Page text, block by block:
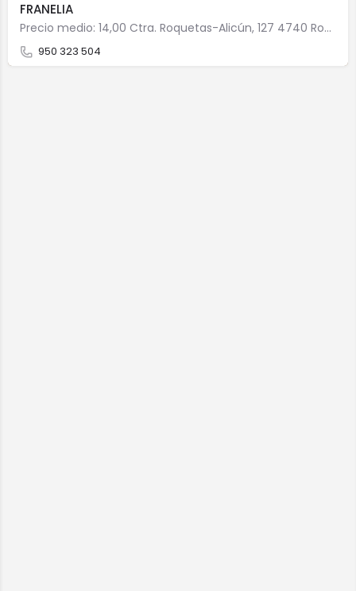
FRANELIA
Precio medio: 14,00 Ctra. Roquetas-Alicún, 127 4740 Roquetas de Mar
950 323 504